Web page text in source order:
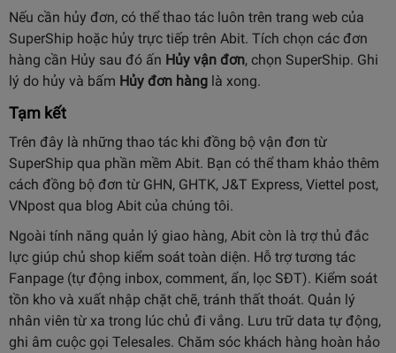
Nếu cần hủy đơn, có thể thao tác luôn trên trang web của
SuperShip hoặc hủy trực tiếp trên Abit. Tích chọn các đơn
hàng cần Hủy sau đó ấn Hủy vận đơn, chọn SuperShip. Ghi
lý do hủy và bấm Hủy đơn hàng là xong.
Tạm kết
Trên đây là những thao tác khi đồng bộ vận đơn từ
SuperShip qua phần mềm Abit. Bạn có thể tham khảo thêm
cách đồng bộ đơn từ GHN, GHTK, J&T Express, Viettel post,
VNpost qua blog Abit của chúng tôi.
Ngoài tính năng quản lý giao hàng, Abit còn là trợ thủ đắc
lực giúp chủ shop kiểm soát toàn diện. Hỗ trợ tương tác
Fanpage (tự động inbox, comment, ẩn, lọc SĐT). Kiểm soát
tồn kho và xuất nhập chặt chẽ, tránh thất thoát. Quản lý
nhân viên từ xa trong lúc chủ đi vắng. Lưu trữ data tự động,
ghi âm cuộc gọi Telesales. Chăm sóc khách hàng hoàn hảo